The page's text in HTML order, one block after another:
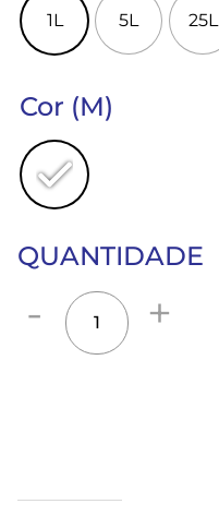
1L 5L 25L
Cor (M)
QUANTIDADE